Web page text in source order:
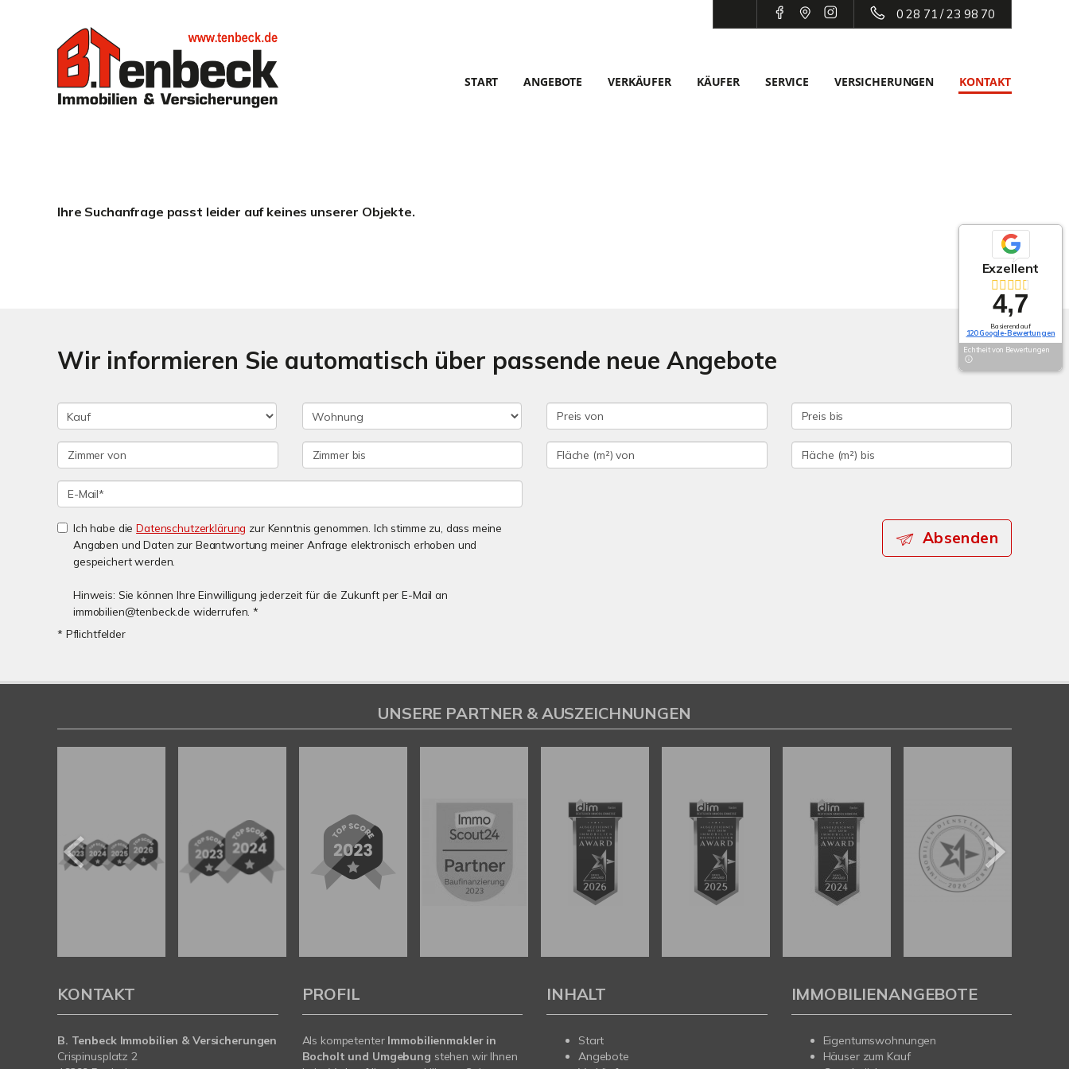
0 28 71 / 23 98 70
START ANGEBOTE VERKÄUFER KÄUFER SERVICE VERSICHERUNGEN KONTAKT
Ihre Suchanfrage passt leider auf keines unserer Objekte.
Wir informieren Sie automatisch über passende neue Angebote
Ich habe dieDatenschutzerklärung zur Kenntnis genommen. Ich stimme zu, dass meine
Angaben und Daten zur Beantwortung meiner Anfrage elektronisch erhoben und
gespeichert werden.
Hinweis: Sie können Ihre Einwilligung jederzeit für die Zukunft per E-Mail an
immobilien@tenbeck.de widerrufen. *
* Pflichtfelder
Absenden
Exzellent
4,7
Basierend auf
120 Google-Bewertungen
Echtheit von Bewertungen
UNSERE PARTNER & AUSZEICHNUNGEN
KONTAKT
B. Tenbeck Immobilien & Versicherungen
Crispinusplatz 2
PROFIL
Als kompetenter Immobilienmakler in
Bocholt und Umgebung stehen wir Ihnen
INHALT
Start
Angebote
IMMOBILIENANGEBOTE
Eigentumswohnungen
Häuser zum Kauf